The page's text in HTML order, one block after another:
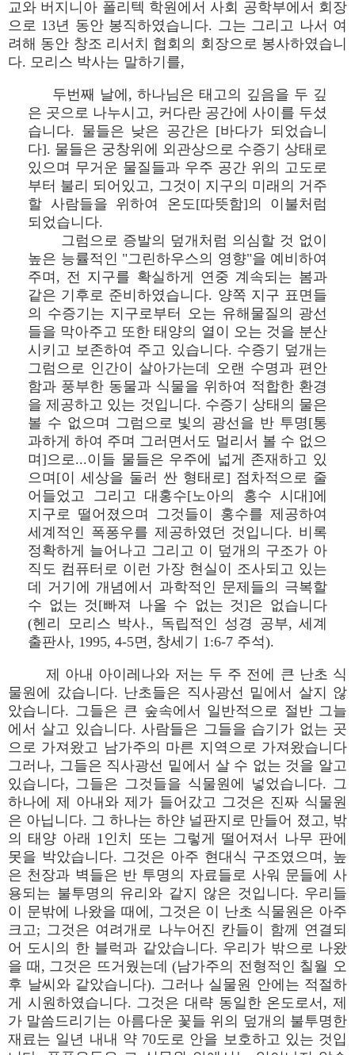
교와 버지니아 폴리텍 학원에서 사회 공학부에서 회장
으로 13년 동안 봉직하였습니다. 그는 그리고 나서 여
려해 동안 창조 리서치 협회의 회장으로 봉사하였습니
다. 모리스 박사는 말하기를,
두번째 날에, 하나님은 태고의 깊음을 두 깊
은 곳으로 나누시고, 커다란 공간에 사이를 두셨
습니다. 물들은 낮은 공간은 [바다가 되었습니
다]. 물들은 궁창위에 외관상으로 수증기 상태로
있으며 무거운 물질들과 우주 공간 위의 고도로
부터 불리 되어있고, 그것이 지구의 미래의 거주
할 사람들을 위하여 온도[따뜻함]의 이불처럼
되었습니다.
그럼으로 증발의 덮개처럼 의심할 것 없이
높은 능률적인 "그린하우스의 영향"을 예비하여
주며, 전 지구를 확실하게 연중 계속되는 봄과
같은 기후로 준비하였습니다. 양쪽 지구 표면들
의 수증기는 지구로부터 오는 유해물질의 광선
들을 막아주고 또한 태양의 열이 오는 것을 분산
시키고 보존하여 주고 있습니다. 수증기 덮개는
그럼으로 인간이 살아가는데 오랜 수명과 편안
함과 풍부한 동물과 식물을 위하여 적합한 환경
을 제공하고 있는 것입니다. 수증기 상태의 물은
볼 수 없으며 그럼으로 빛의 광선을 반 투명[통
과하게 하여 주며 그러면서도 멀리서 볼 수 없으
며]으로...이들 물들은 우주에 넓게 존재하고 있
으며[이 세상을 둘러 싼 형태로] 점차적으로 줄
어들었고 그리고 대홍수[노아의 홍수 시대]에
지구로 떨어졌으며 그것들이 홍수를 제공하여
세계적인 폭퐁우를 제공하였던 것입니다. 비록
정확하게 늘어나고 그리고 이 덮개의 구조가 아
직도 컴퓨터로 이런 가장 현실이 조사되고 있는
데 거기에 개념에서 과학적인 문제들의 극복할
수 없는 것[빠져 나올 수 없는 것]은 없습니다
(헨리 모리스 박사., 독립적인 성경 공부, 세계
출판사, 1995, 4-5면, 창세기 1:6-7 주석).
제 아내 아이레나와 저는 두 주 전에 큰 난초 식
물원에 갔습니다. 난초들은 직사광선 밑에서 살지 않
았습니다. 그들은 큰 숲속에서 일반적으로 절반 그늘
에서 살고 있습니다. 사람들은 그들을 습기가 없는 곳
으로 가져왔고 남가주의 마른 지역으로 가져왔습니다
그러나, 그들은 직사광선 밑에서 살 수 없는 것을 알고
있습니다, 그들은 그것들을 식물원에 넣었습니다. 그
하나에 제 아내와 제가 들어갔고 그것은 진짜 식물원
은 아닙니다. 그 하나는 하얀 널판지로 만들어 졌고, 밖
의 태양 아래 1인치 또는 그렇게 떨어져서 나무 판에
못을 박았습니다. 그것은 아주 현대식 구조였으며, 높
은 천장과 벽들은 반 투명의 자료들로 사워 문들에 사
용되는 불투명의 유리와 같지 않은 것입니다. 우리들
이 문밖에 나왔을 때에, 그것은 이 난초 식물원은 아주
크고; 그것은 여려개로 나누어진 칸들이 함께 연결되
어 도시의 한 블럭과 같았습니다. 우리가 밖으로 나왔
을 때, 그것은 뜨거웠는데 (남가주의 전형적인 칠월 오
후 날씨와 같았습니다). 그러나 실물원 안에는 적절하
게 시원하였습니다. 그것은 대략 동일한 온도로서, 제
가 말씀드리기는 아름다운 꽃들 위의 덮개의 불투명한
재료는 일년 내내 약 70도로 안을 보호하고 있는 것입